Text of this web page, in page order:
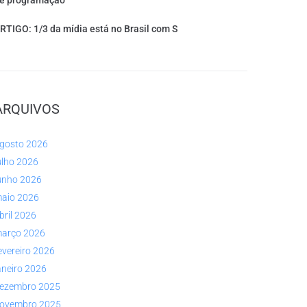
1/3 da mídia está no Brasil com S
2026
2026
2026
2026
2026
2026
2026
2026
2025
2025